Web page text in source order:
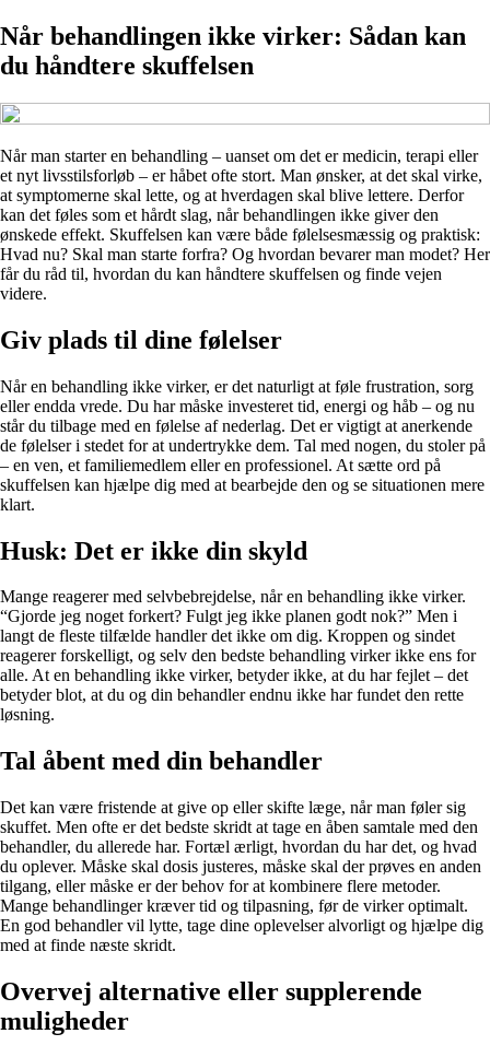
Når behandlingen ikke virker: Sådan kan
du håndtere skuffelsen
Når man starter en behandling – uanset om det er medicin, terapi eller
et nyt livsstilsforløb – er håbet ofte stort. Man ønsker, at det skal virke,
at symptomerne skal lette, og at hverdagen skal blive lettere. Derfor
kan det føles som et hårdt slag, når behandlingen ikke giver den
ønskede effekt. Skuffelsen kan være både følelsesmæssig og praktisk:
Hvad nu? Skal man starte forfra? Og hvordan bevarer man modet? Her
får du råd til, hvordan du kan håndtere skuffelsen og finde vejen
videre.
Giv plads til dine følelser
Når en behandling ikke virker, er det naturligt at føle frustration, sorg
eller endda vrede. Du har måske investeret tid, energi og håb – og nu
står du tilbage med en følelse af nederlag. Det er vigtigt at anerkende
de følelser i stedet for at undertrykke dem. Tal med nogen, du stoler på
– en ven, et familiemedlem eller en professionel. At sætte ord på
skuffelsen kan hjælpe dig med at bearbejde den og se situationen mere
klart.
Husk: Det er ikke din skyld
Mange reagerer med selvbebrejdelse, når en behandling ikke virker.
“Gjorde jeg noget forkert? Fulgt jeg ikke planen godt nok?” Men i
langt de fleste tilfælde handler det ikke om dig. Kroppen og sindet
reagerer forskelligt, og selv den bedste behandling virker ikke ens for
alle. At en behandling ikke virker, betyder ikke, at du har fejlet – det
betyder blot, at du og din behandler endnu ikke har fundet den rette
løsning.
Tal åbent med din behandler
Det kan være fristende at give op eller skifte læge, når man føler sig
skuffet. Men ofte er det bedste skridt at tage en åben samtale med den
behandler, du allerede har. Fortæl ærligt, hvordan du har det, og hvad
du oplever. Måske skal dosis justeres, måske skal der prøves en anden
tilgang, eller måske er der behov for at kombinere flere metoder.
Mange behandlinger kræver tid og tilpasning, før de virker optimalt.
En god behandler vil lytte, tage dine oplevelser alvorligt og hjælpe dig
med at finde næste skridt.
Overvej alternative eller supplerende
muligheder